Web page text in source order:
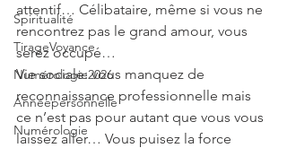
Spiritualité
TirageVoyance
Numérologie2026
Annéepersonnelle
Numérologie
attentif… Célibataire, même si vous ne
rencontrez pas le grand amour, vous
serez occupé…
Vie sociale: vous manquez de
reconnaissance professionnelle mais
ce n’est pas pour autant que vous vous
laissez aller… Vous puisez la force